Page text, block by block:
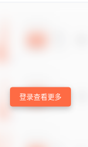
登录查看更多